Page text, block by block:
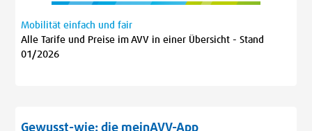
Mobilität einfach und fair
Alle Tarife und Preise im AVV in einer Übersicht - Stand
01/2026
Gewusst-wie: die meinAVV-App